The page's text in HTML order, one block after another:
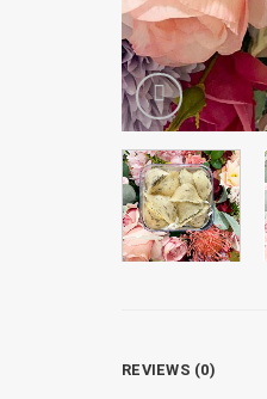
REVIEWS (0)